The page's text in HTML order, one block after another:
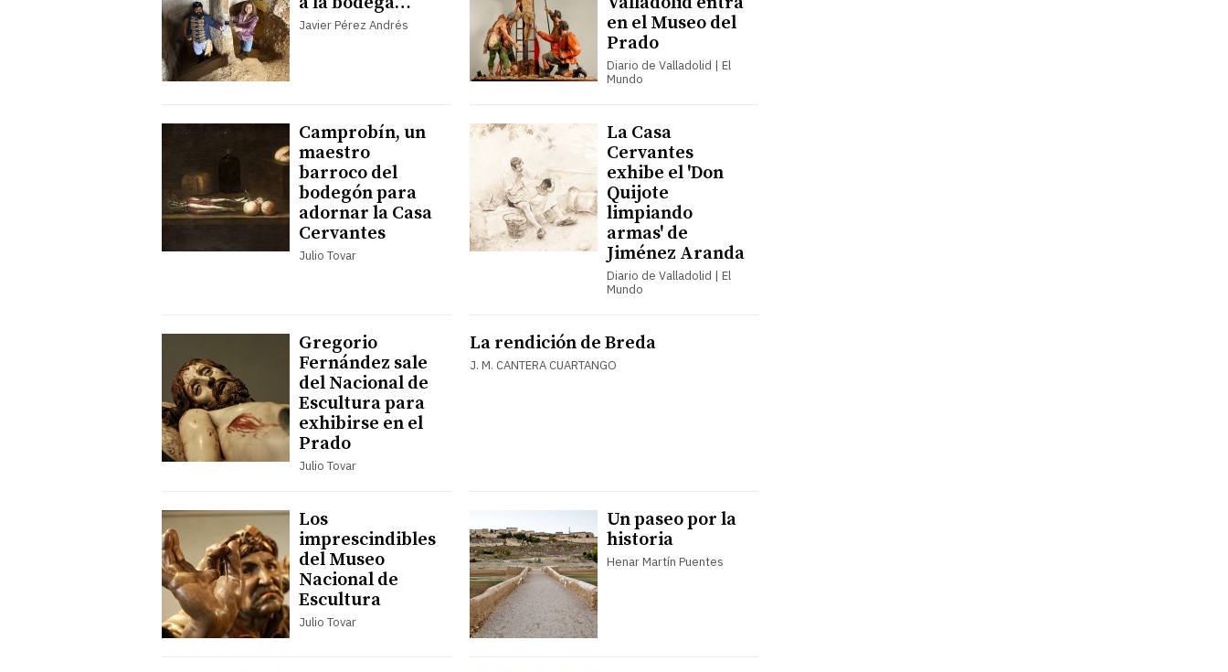
Javier Pérez Andrés
en el Museo del
Prado
Diario de Valladolid | El
Mundo
Camprobín, un
maestro
barroco del
bodegón para
adornar la Casa
Cervantes
Julio Tovar
La Casa
Cervantes
exhibe el 'Don
Quijote
limpiando
armas' de
Jiménez Aranda
Diario de Valladolid | El
Mundo
Gregorio
Fernández sale
del Nacional de
Escultura para
exhibirse en el
Prado
Julio Tovar
La rendición de Breda
J. M. CANTERA CUARTANGO
Los
imprescindibles
del Museo
Nacional de
Escultura
Julio Tovar
Un paseo por la
historia
Henar Martín Puentes